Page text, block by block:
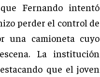
Fernando intentó
perder el control de
una camioneta cuyo
La institución
que el joven